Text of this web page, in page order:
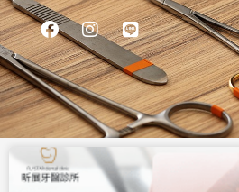
FacebookInstagram
Line
面